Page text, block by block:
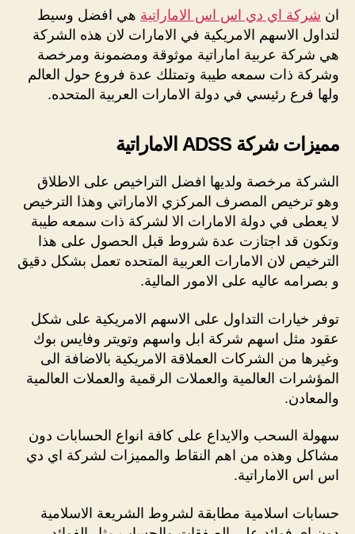
ان شركة اي دي اس اس الاماراتية هي افضل وسيط
لتداول الاسهم الامريكية في الامارات لان هذه الشركة
هي شركة عربية اماراتية موثوقة ومضمونة ومرخصة
وشركة ذات سمعه طيبة وتمتلك عدة فروع حول العالم
ولها فرع رئيسي في دولة الامارات العربية المتحده.
مميزات شركة ADSS الاماراتية
الشركة مرخصة ولديها افضل التراخيص على الاطلاق
وهو ترخيص المصرف المركزي الاماراتي وهذا الترخيص
لا يعطى في دولة الامارات الا لشركة ذات سمعه طيبة
وتكون قد اجتازت عدة شروط قبل الحصول على هذا
الترخيص لان الامارات العربية المتحده تعمل بشكل دقيق
و بصرامه عاليه على الامور المالية.
توفر خيارات التداول على الاسهم الامريكية على شكل
عقود مثل اسهم شركة ابل واسهم وتويتر وفايس بوك
وغيرها من الشركات العملاقة الامريكية بالاضافة الى
المؤشرات العالمية والعملات الرقمية والعملات العالمية
والمعادن.
سهولة السحب والايداع على كافة انواع الحسابات دون
مشاكل وهذه من اهم النقاط والمميزات لشركة اي دي
اس اس الاماراتية.
حسابات اسلامية مطابقة لشروط الشريعة الاسلامية